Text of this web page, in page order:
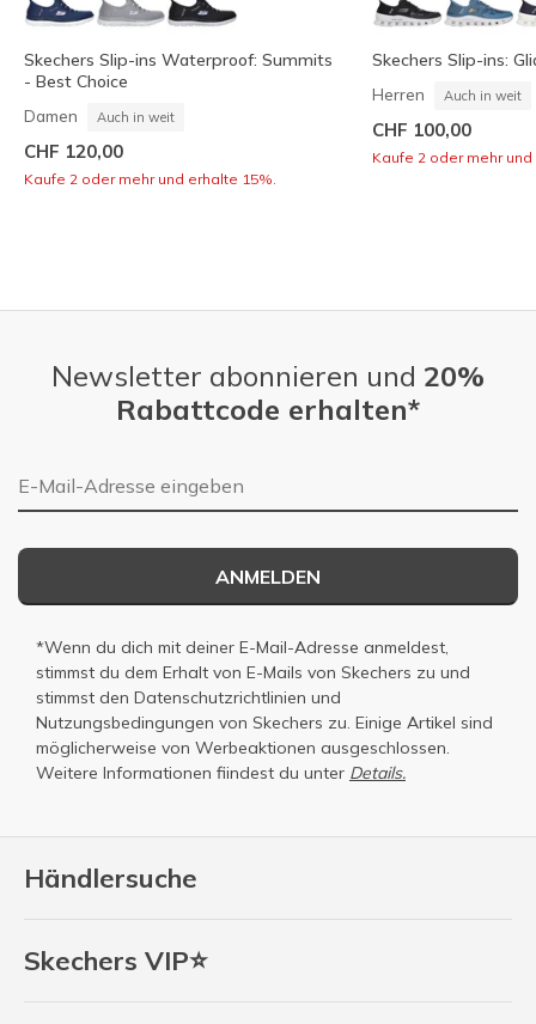
Skechers Slip-ins Waterproof: Summits
- Best Choice
Damen Auch in weit
CHF 120,00
Kaufe 2 oder mehr und erhalte 15%.
Skechers Slip-ins:
Herren Auch in weit
CHF 100,00
Kaufe 2 oder mehr
Händlersuche
Skechers VIP⭐
Newsletter abonnieren und 20%
Rabattcode erhalten*
E-Mail-Adresse
ANMELDEN
*Wenn du dich mit deiner E-Mail-Adresse anmeldest,
stimmst du dem Erhalt von E-Mails von Skechers zu und
stimmst den Datenschutzrichtlinien und
Nutzungsbedingungen von Skechers zu. Einige Artikel sind
möglicherweise von Werbeaktionen ausgeschlossen.
Weitere Informationen fiindest du unter Details.